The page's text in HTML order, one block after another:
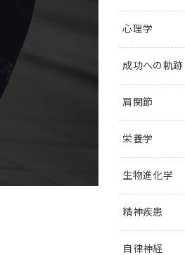
心理学
成功への軌跡
肩関節
栄養学
生物進化学
精神疾患
自律神経